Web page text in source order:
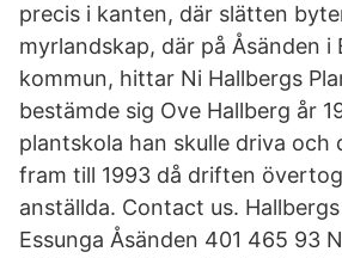
precis i kanten, där slätten
myrlandskap, där på Åsänden i
kommun, hittar Ni Hallbergs
bestämde sig Ove Hallberg år
plantskola han skulle driva och
fram till 1993 då driften
anställda. Contact us.
Essunga Åsänden 401 465 93